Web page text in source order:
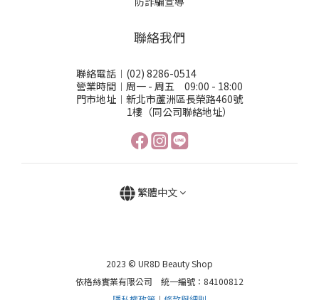
聯絡我們
聯絡電話︱(02) 8286-0514
營業時間︱周一 - 周五 09:00 - 18:00
門市地址︱新北市蘆洲區長榮路460號
1樓（同公司聯絡地址）
繁體中文
2023 © UR8D Beauty Shop
依格絲實業有限公司 統一編號：84100812